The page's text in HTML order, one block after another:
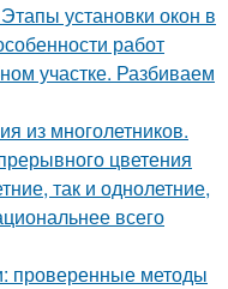
установки окон в
работ
участке. Разбиваем
из многолетников.
цветения
так и однолетние,
всего
проверенные методы